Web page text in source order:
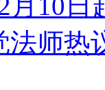
法师热